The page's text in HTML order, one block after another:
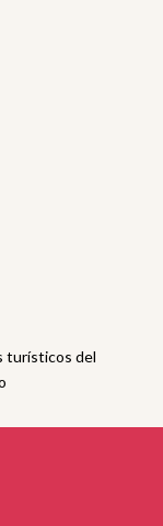
turísticos del